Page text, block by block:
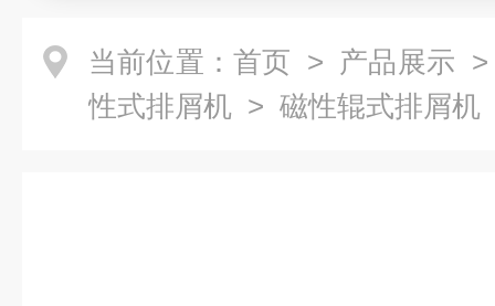
当前位置： 首页 > 产品展示
性式排屑机 > 磁性辊式排屑机